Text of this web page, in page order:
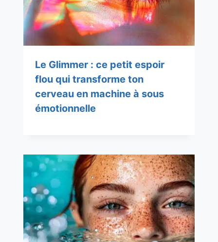
Le Glimmer : ce petit espoir
flou qui transforme ton
cerveau en machine à sous
émotionnelle